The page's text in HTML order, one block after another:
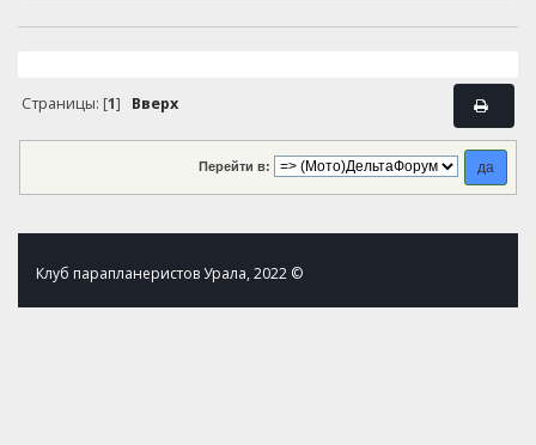
Страницы: [1] Вверх
Перейти в:
Клуб парапланеристов Урала, 2022 ©